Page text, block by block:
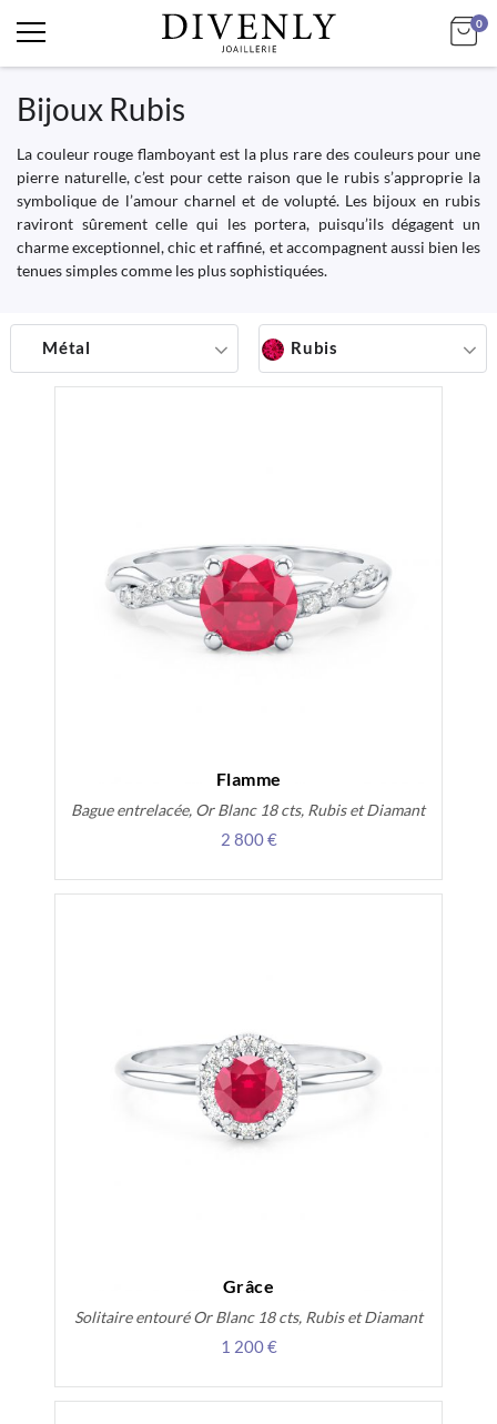
0
Bijoux Rubis
La couleur rouge flamboyant est la plus rare des couleurs pour une
pierre naturelle, c’est pour cette raison que le rubis s’approprie la
symbolique de l’amour charnel et de volupté. Les bijoux en rubis
raviront sûrement celle qui les portera, puisqu’ils dégagent un
charme exceptionnel, chic et raffiné, et accompagnent aussi bien les
tenues simples comme les plus sophistiquées.
Métal Rubis
Flamme
Bague entrelacée, Or Blanc 18 cts, Rubis et Diamant
2 800 €
Grâce
Solitaire entouré Or Blanc 18 cts, Rubis et Diamant
1 200 €